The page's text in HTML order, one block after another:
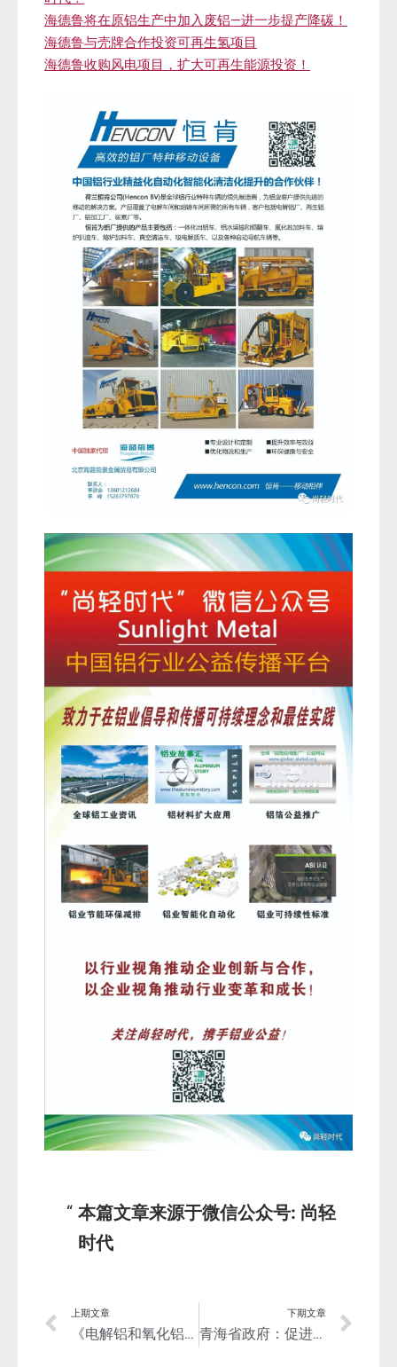
海德鲁将在原铝生产中加入废铝—进一步提产降碳！
海德鲁与壳牌合作投资可再生氢项目
海德鲁收购风电项目，扩大可再生能源投资！
本篇文章来源于微信公众号: 尚轻
时代
上期文章
《电解铝和氧化铝单位产品能源消耗限额》国家标准修订，开始征求意见！
下期文章
青海省政府：促进金属镁一体化项目达产，充分释放现有产能！